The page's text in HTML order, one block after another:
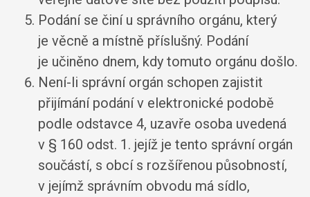
Podání se činí u správního orgánu, který
je věcně a místně příslušný. Podání
je učiněno dnem, kdy tomuto orgánu došlo.
Není-li správní orgán schopen zajistit
přijímání podání v elektronické podobě
podle odstavce 4, uzavře osoba uvedená
v § 160 odst. 1. jejíž je tento správní orgán
součástí, s obcí s rozšířenou působností,
v jejímž správním obvodu má sídlo,